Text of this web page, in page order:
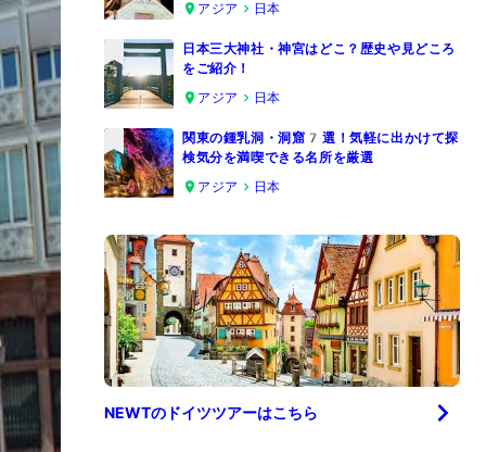
アジア
日本
4
日本三大神社・神宮はどこ？歴史や見どころ
をご紹介！
アジア
日本
5
関東の鍾乳洞・洞窟7選！気軽に出かけて探
検気分を満喫できる名所を厳選
アジア
日本
NEWTの ドイツツアーはこちら